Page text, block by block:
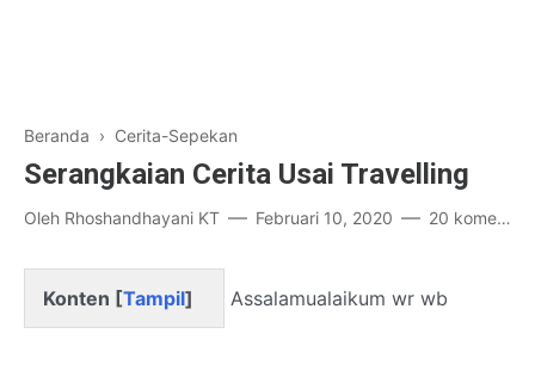
Beranda › Cerita-Sepekan
Serangkaian Cerita Usai Travelling
Oleh Rhoshandhayani KT Februari 10, 2020 20 komentar
Konten [Tampil] Assalamualaikum wr wb